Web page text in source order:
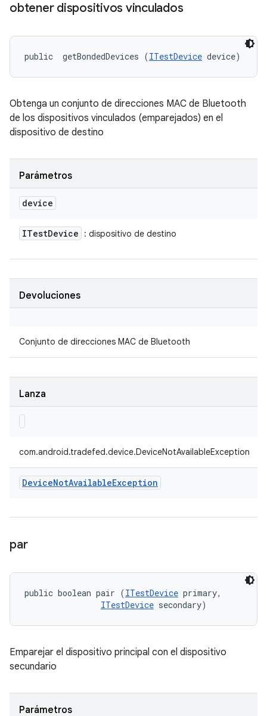
obtener dispositivos vinculados
public getBondedDevices (ITestDevice device)
Obtenga un conjunto de direcciones MAC de Bluetooth
de los dispositivos vinculados (emparejados) en el
dispositivo de destino
Parámetros
device
ITestDevice : dispositivo de destino
Devoluciones
Conjunto de direcciones MAC de Bluetooth
Lanza
com.android.tradefed.device.DeviceNotAvailableException
DeviceNotAvailableException
par
public boolean pair (ITestDevice primary,
ITestDevice secondary)
Emparejar el dispositivo principal con el dispositivo
secundario
Parámetros